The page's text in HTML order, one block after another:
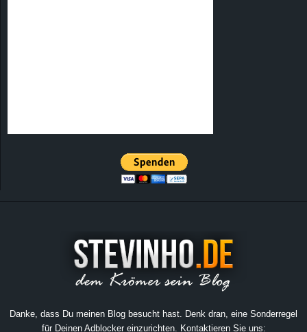
Danke, dass Du meinen Blog besucht hast. Denk dran, eine Sonderregel
für Deinen Adblocker einzurichten. Kontaktieren Sie uns: